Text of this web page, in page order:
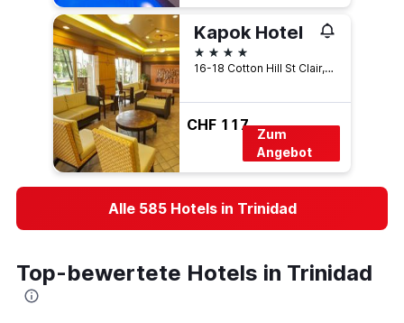
Kapok Hotel
4 Sterne
16-18 Cotton Hill St Clair, Port-of-Spain, Trinidad und Tobago
CHF 117
Zum
Angebot
Alle 585 Hotels in Trinidad
Top-bewertete Hotels in Trinidad